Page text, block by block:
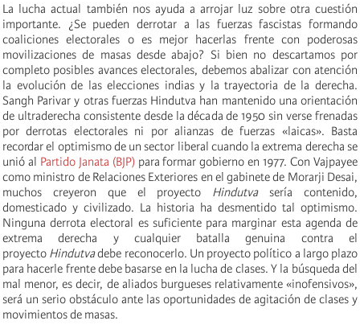
La lucha actual también nos ayuda a arrojar luz sobre otra cuestión
importante. ¿Se pueden derrotar a las fuerzas fascistas formando
coaliciones electorales o es mejor hacerlas frente con poderosas
movilizaciones de masas desde abajo? Si bien no descartamos por
completo posibles avances electorales, debemos abalizar con atención
la evolución de las elecciones indias y la trayectoria de la derecha.
Sangh Parivar y otras fuerzas Hindutva han mantenido una orientación
de ultraderecha consistente desde la década de 1950 sin verse frenadas
por derrotas electorales ni por alianzas de fuerzas «laicas». Basta
recordar el optimismo de un sector liberal cuando la extrema derecha se
unió al Partido Janata (BJP)para formar gobierno en 1977. Con Vajpayee
como ministro de Relaciones Exteriores en el gabinete de Morarji Desai,
muchos creyeron que el proyecto Hindutvasería contenido,
domesticado y civilizado. La historia ha desmentido tal optimismo.
Ninguna derrota electoral es suficiente para marginar esta agenda de
extrema derecha y cualquier batalla genuina contra el
proyecto Hindutvadebe reconocerlo. Un proyecto político a largo plazo
para hacerle frente debe basarse en la lucha de clases. Y la búsqueda del
mal menor, es decir, de aliados burgueses relativamente «inofensivos»,
será un serio obstáculo ante las oportunidades de agitación de clases y
movimientos de masas.